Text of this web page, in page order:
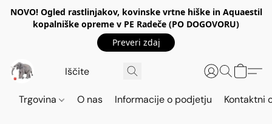
NOVO! Ogled rastlinjakov, kovinske vrtne hiške in Aquaestil
kopalniške opreme v PE Radeče (PO DOGOVORU)
Preveri zdaj
Trgovina O nas Informacije o podjetju Kontaktni